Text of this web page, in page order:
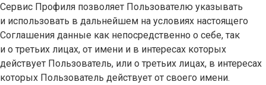
Сервис Профиля позволяет Пользователю указывать
и использовать в дальнейшем на условиях настоящего
Соглашения данные как непосредственно о себе, так
и о третьих лицах, от имени и в интересах которых
действует Пользователь, или о третьих лицах, в интересах
которых Пользователь действует от своего имени.